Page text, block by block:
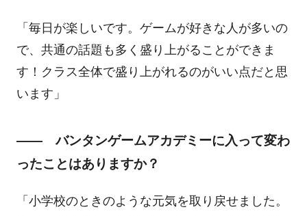
「毎日が楽しいです。ゲームが好きな人が多いの
で、共通の話題も多く盛り上がることができま
す！クラス全体で盛り上がれるのがいい点だと思
います」
―― バンタンゲームアカデミーに入って変わ
ったことはありますか？
「小学校のときのような元気を取り戻せました。